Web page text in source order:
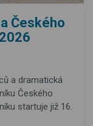
Českého
a dramatická
Českého
startuje již 16.